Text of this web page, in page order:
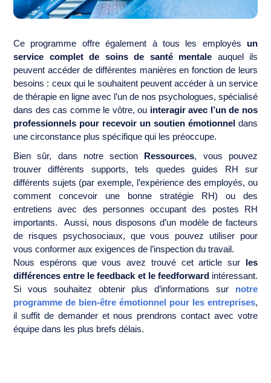
Ce programme offre également à tous les employés un
service complet de soins de santé mentale auquel ils
peuvent accéder de différentes manières en fonction de leurs
besoins : ceux qui le souhaitent peuvent accéder à un service
de thérapie en ligne avec l’un de nos psychologues, spécialisé
dans des cas comme le vôtre, ou interagir avec l’un de nos
professionnels pour recevoir un soutien émotionnel dans
une circonstance plus spécifique qui les préoccupe.
Bien sûr, dans notre section Ressources, vous pouvez
trouver différents supports, tels quedes guides RH sur
différents sujets (par exemple, l’expérience des employés, ou
comment concevoir une bonne stratégie RH) ou des
entretiens avec des personnes occupant des postes RH
importants. Aussi, nous disposons d’un modèle de facteurs
de risques psychosociaux, que vous pouvez utiliser pour
vous conformer aux exigences de l’inspection du travail.
Nous espérons que vous avez trouvé cet article sur les
différences entre le feedback et le feedforward intéressant.
Si vous souhaitez obtenir plus d’informations sur notre
programme de bien-être émotionnel pour les entreprises,
il suffit de demander et nous prendrons contact avec votre
équipe dans les plus brefs délais.